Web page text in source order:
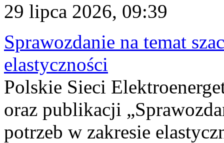
29 lipca 2026, 09:39
Sprawozdanie na temat
elastyczności
Polskie Sieci
oraz publikacji
potrzeb w zakresie